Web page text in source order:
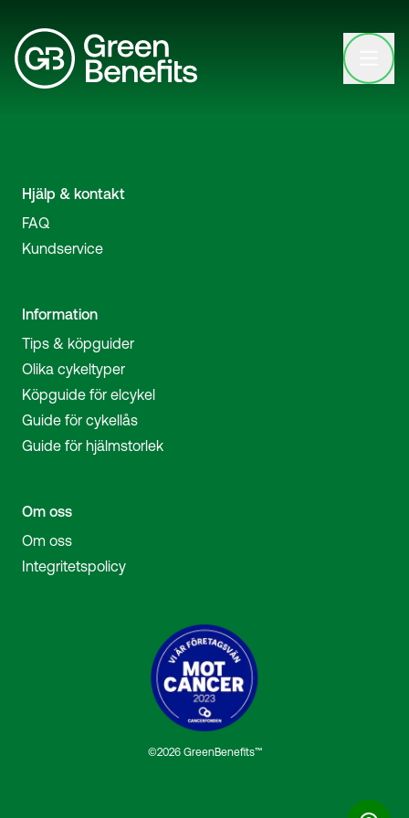
Open
Hjälp & kontakt
FAQ
Kundservice
Information
Tips & köpguider
Olika cykeltyper
Köpguide för elcykel
Guide för cykellås
Guide för hjälmstorlek
Om oss
Om oss
Integritetspolicy
©2026 GreenBenefits™